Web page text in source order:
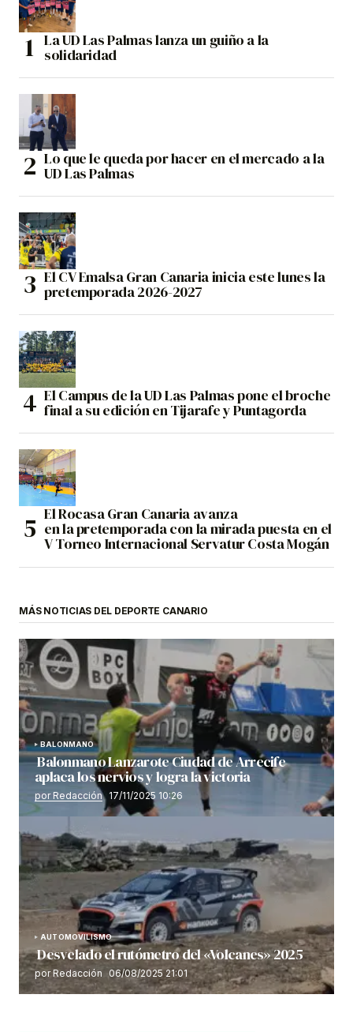
La UD Las Palmas lanza un guiño a la
solidaridad
Lo que le queda por hacer en el mercado a la
UD Las Palmas
El CV Emalsa Gran Canaria inicia este lunes la
pretemporada 2026-2027
El Campus de la UD Las Palmas pone el broche
final a su edición en Tijarafe y Puntagorda
El Rocasa Gran Canaria avanza
en la pretemporada con la mirada puesta en el
V Torneo Internacional Servatur Costa Mogán
MÁS NOTICIAS DEL DEPORTE CANARIO
BALONMANO
Balonmano Lanzarote Ciudad de Arrecife
aplaca los nervios y logra la victoria
por Redacción 17/11/2025 10:26
AUTOMOVILISMO
Desvelado el rutómetro del «Volcanes» 2025
por Redacción 06/08/2025 21:01